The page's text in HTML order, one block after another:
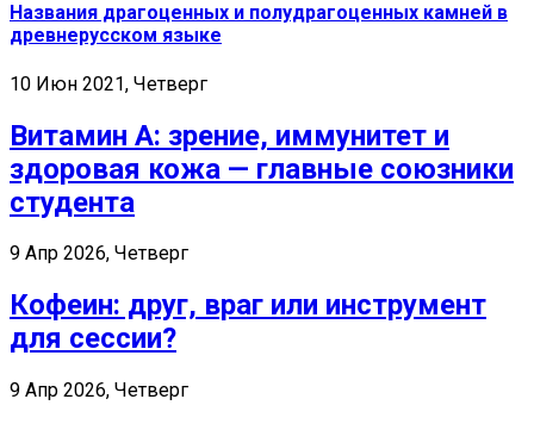
Названия драгоценных и полудрагоценных камней в
древнерусском языке
10 Июн 2021, Четверг
Витамин А: зрение, иммунитет и
здоровая кожа — главные союзники
студента
9 Апр 2026, Четверг
Кофеин: друг, враг или инструмент
для сессии?
9 Апр 2026, Четверг